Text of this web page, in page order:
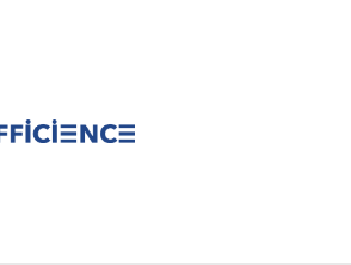
Bacs, cassettes,